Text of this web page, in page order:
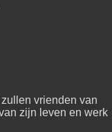
vrienden van
zijn leven en werk